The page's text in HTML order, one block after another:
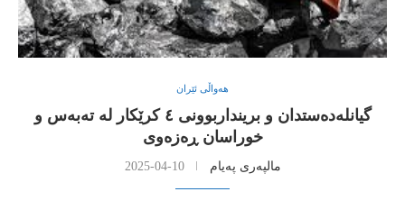
هەواڵی ئێران
گیانله‌ده‌ستدان و برینداربوونی ٤ كرێكار له‌ ته‌به‌س و
خوراسان ڕه‌زه‌وی
مالپەری پەیام 2025-04-10